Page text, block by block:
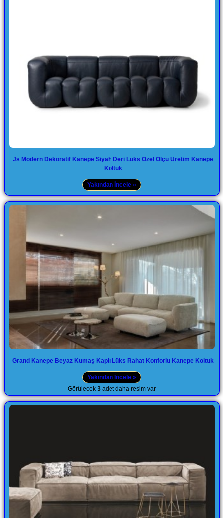
Js Modern Dekoratif Kanepe Siyah Deri Lüks Özel Ölçü Üretim Kanepe
Koltuk
Yakından İncele »
Grand Kanepe Beyaz Kumaş Kaplı Lüks Rahat Konforlu Kanepe Koltuk
Yakından İncele »
Görülecek3 adet daha resim var